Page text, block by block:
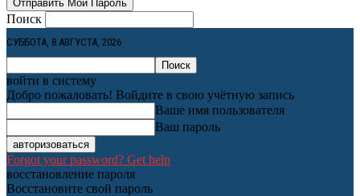
Поиск
СУББОТА, 8 АВГУСТА, 2026
войти в систему
Добро пожаловать! Войдите в свою учётную запись
Ваше имя пользователя
Ваш пароль
Forgot your password? Get help
восстановление пароля
Восстановите свой пароль